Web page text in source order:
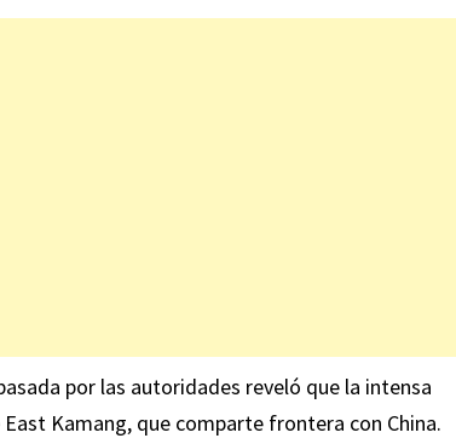
por las autoridades reveló que la intensa
Kamang, que comparte frontera con China.